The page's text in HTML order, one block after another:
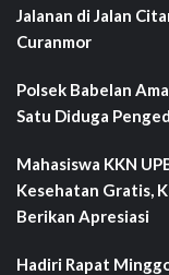
Jalanan di Jalan
Curanmor
Polsek Babelan
Satu Diduga
Mahasiswa KKN
Kesehatan Gratis,
Berikan Apresiasi
Hadiri Rapat